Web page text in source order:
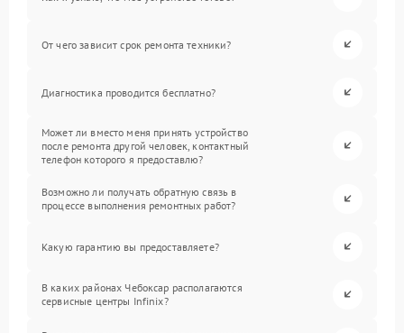
От чего зависит срок ремонта техники?
Диагностика проводится бесплатно?
Может ли вместо меня принять устройство
после ремонта другой человек, контактный
телефон которого я предоставлю?
Возможно ли получать обратную связь в
процессе выполнения ремонтных работ?
Какую гарантию вы предоставляете?
В каких районах Чебоксар располагаются
сервисные центры Infinix?